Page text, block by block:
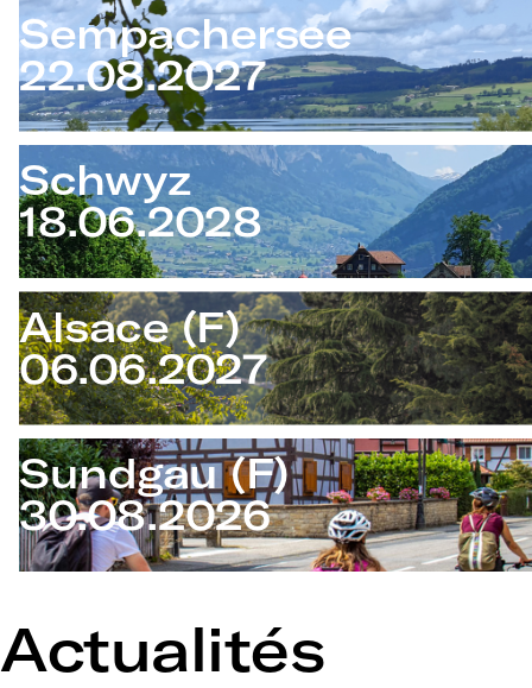
Sempachersee
22.08.2027
Schwyz
18.06.2028
Alsace (F)
06.06.2027
Sundgau (F)
30.08.2026
Actualités